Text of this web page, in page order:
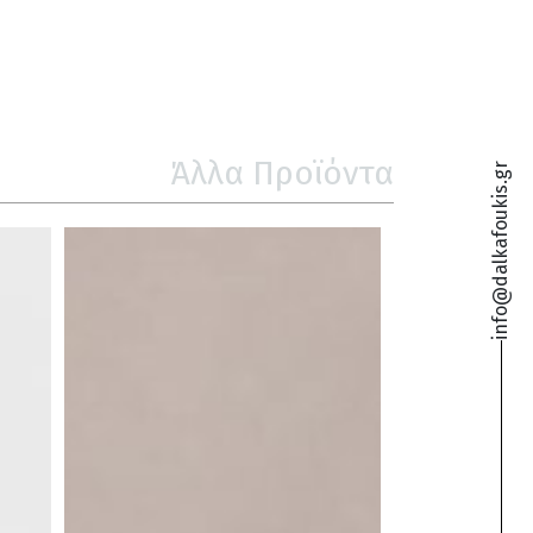
info@dalkafoukis.gr
Άλλα Προϊόντα